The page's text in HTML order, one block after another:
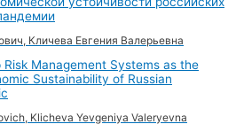
Кличева Евгения Валерьевна
Management Systems as the
Sustainability of Russian
Klicheva Yevgeniya Valeryevna